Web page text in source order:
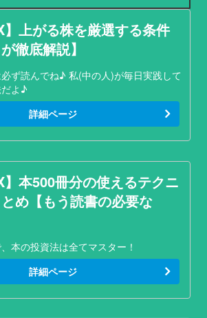
】上がる株を厳選する条件
が徹底解説】
ず読んでね♪ 私(中の人)が毎日実践して
よ♪
詳細ページ
】本500冊分の使えるテクニ
め【もう読書の必要な
本の投資法は全てマスター！
詳細ページ